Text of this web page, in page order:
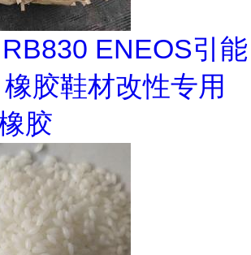
ENEOS引能
胶鞋材改性专用
胶